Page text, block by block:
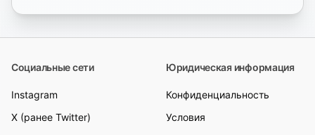
Социальные сети
Instagram
X (ранее Twitter)
Юридическая информация
Конфиденциальность
Условия